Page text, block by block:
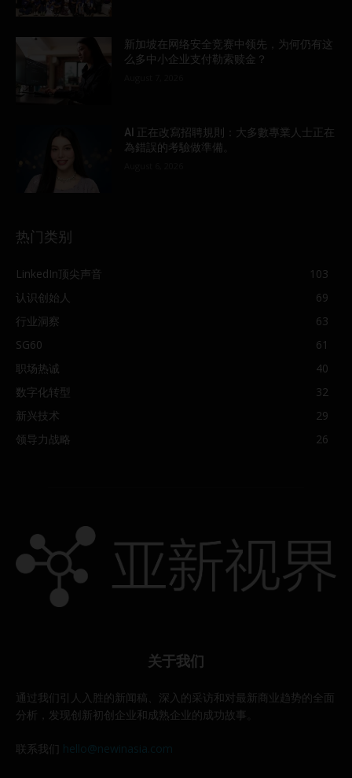
新加坡在网络安全竞赛中领先，为何仍有这
么多中小企业支付勒索赎金？
AI 正在改寫招聘規則：大多數專業人士正在
為錯誤的考驗做準備。
热门类别
LinkedIn顶尖声音
103
认识创始人
69
行业洞察
63
SG60
61
职场热诚
40
数字化转型
32
新兴技术
29
领导力战略
26
关于我们
通过我们引人入胜的新闻稿、深入的采访和对最新商业趋势的全面
分析，发现创新初创企业和成熟企业的成功故事。
联系我们 hello@newinasia.com